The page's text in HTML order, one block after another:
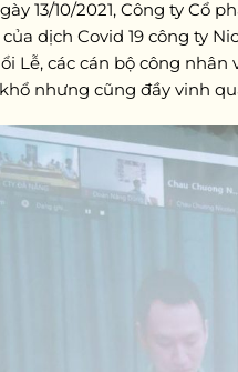
13/10/2021, Công ty Cổ
dịch Covid 19 công ty
Lễ, các cán bộ công
nhưng cũng đầy vinh